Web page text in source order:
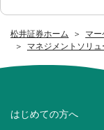
松井証券ホーム
マ
マネジメントソリ
はじめての方へ